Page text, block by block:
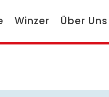
Winzer Über Uns